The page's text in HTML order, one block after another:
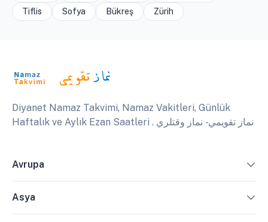
Tiflis
Sofya Bükreş Zürih
Diyanet Namaz Takvimi, Namaz Vakitleri, Günlük
Haftalık ve Aylık Ezan Saatleri . نماز تقويمي - نماز وقتلري
Avrupa
Asya